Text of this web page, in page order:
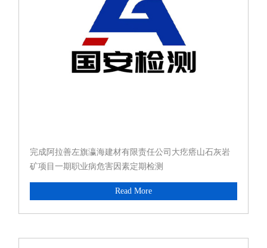
完成阿拉善左旗瀛海建材有限责任公司大疙瘩山石灰岩
矿项目一期职业病危害因素定期检测
Read More